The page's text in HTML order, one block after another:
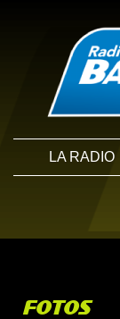
LA RADIO
FOTOS